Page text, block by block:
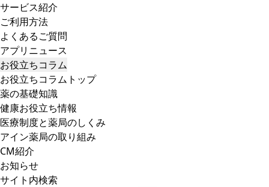
サービス紹介
ご利用方法
よくあるご質問
アプリニュース
お役立ちコラム
お役立ちコラムトップ
薬の基礎知識
健康お役立ち情報
医療制度と薬局のしくみ
アイン薬局の取り組み
CM紹介
お知らせ
サイト内検索